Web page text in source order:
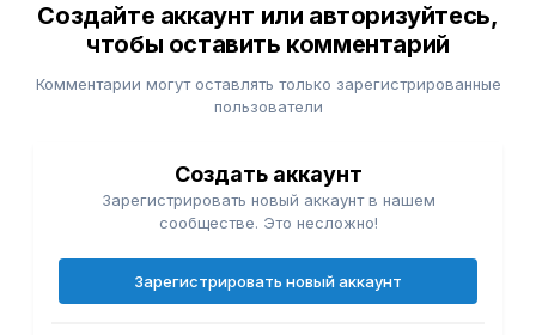
Создайте аккаунт или авторизуйтесь,
чтобы оставить комментарий
Комментарии могут оставлять только зарегистрированные
пользователи
Создать аккаунт
Зарегистрировать новый аккаунт в нашем
сообществе. Это несложно!
Зарегистрировать новый аккаунт